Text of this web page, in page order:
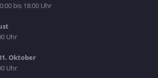
bis 18:00 Uhr
Uhr
bis 31. Oktober
Uhr